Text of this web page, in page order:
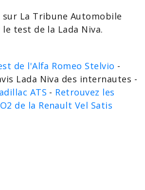
La Tribune Automobile
le test de la Lada Niva.
de l'Alfa Romeo Stelvio -
Lada Niva des internautes -
ATS - Retrouvez les
de la Renault Vel Satis